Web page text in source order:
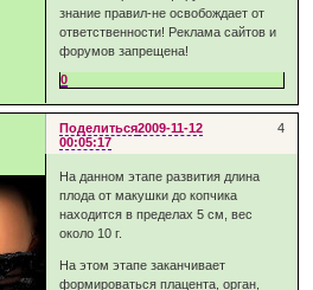
знание правил-не освобождает от
ответственности! Реклама сайтов и
форумов запрещена!
0
Поделиться 4
2009-11-12
00:05:17
На данном этапе развития длина
плода от макушки до копчика
находится в пределах 5 см, вес
около 10 г.
На этом этапе заканчивает
формироваться плацента, орган,